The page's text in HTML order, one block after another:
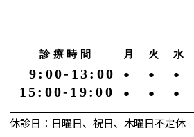
診療時間 月 火 水
9:00-13:00 ● ● ●
15:00-19:00 ● ● ●
休診日：日曜日、祝日、木曜日不定